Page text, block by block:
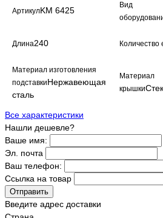
АртикулKM 6425
Вид
Длина240 Количество
Материал изготовления
подставкиНержавеющая
сталь
Материал
крышки
Все характеристики
Нашли дешевле?
Ваше имя:
Эл. почта
Ваш телефон:
Ссылка на товар
Отправить
Введите адрес доставки